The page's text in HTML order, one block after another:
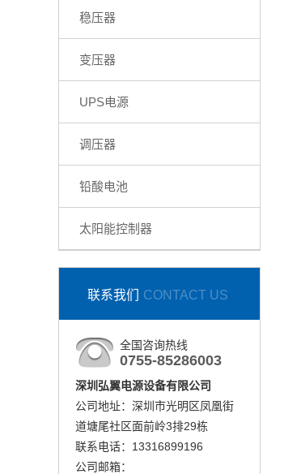
稳压器
变压器
UPS电源
调压器
铅酸电池
太阳能控制器
联系我们 CONTACT US
全国咨询热线
0755-85286003
深圳弘翼电源设备有限公司
公司地址：深圳市光明区凤凰街
道塘尾社区面前岭3排29栋
联系电话：13316899196
公司邮箱：